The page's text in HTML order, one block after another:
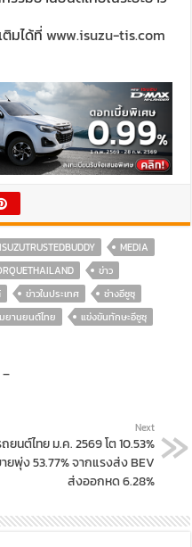
ติมได้ที่www.isuzu-tis.com
ISUZUTRUSTEDBUDDY
MEDIA
ข่าว
ข่าวในประเทศ
ช่างอีซูซุ
ยานยนต์ไทย แข่งขันทักษะอีซูซุ
–
Next
ยนต์ไทย ม.ค. 2569 โต 10.53%
ยพุ่ง 53.77% จากแรงส่ง BEV
ส่งออกหด 6.28%